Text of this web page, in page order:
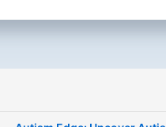
FOLLOW OUR
FOLLOW OUR